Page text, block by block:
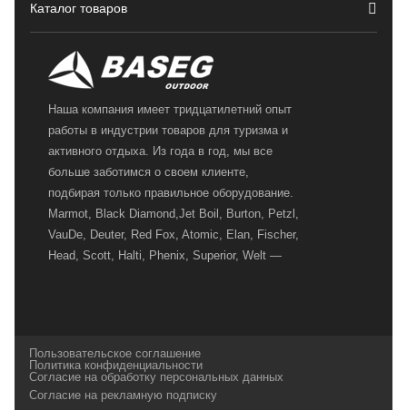
Каталог товаров
Наша компания имеет тридцатилетний опыт
работы в индустрии товаров для туризма и
активного отдыха. Из года в год, мы все
больше заботимся о своем клиенте,
подбирая только правильное оборудование.
Marmot, Black Diamond,Jet Boil, Burton, Petzl,
VauDe, Deuter, Red Fox, Atomic, Elan, Fischer,
Head, Scott, Halti, Phenix, Superior, Welt —
и взыскательных путешественников,
спортсменов и отдыхающих.
Пользовательское соглашение
Политика конфиденциальности
Согласие на обработку персональных данных
Согласие на рекламную подписку